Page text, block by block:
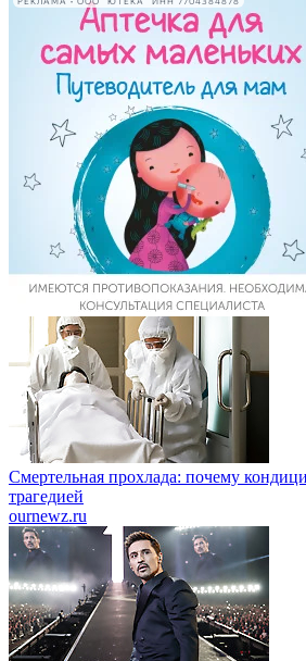
Смертельная прохлада: почему
трагедией
ournewz.ru